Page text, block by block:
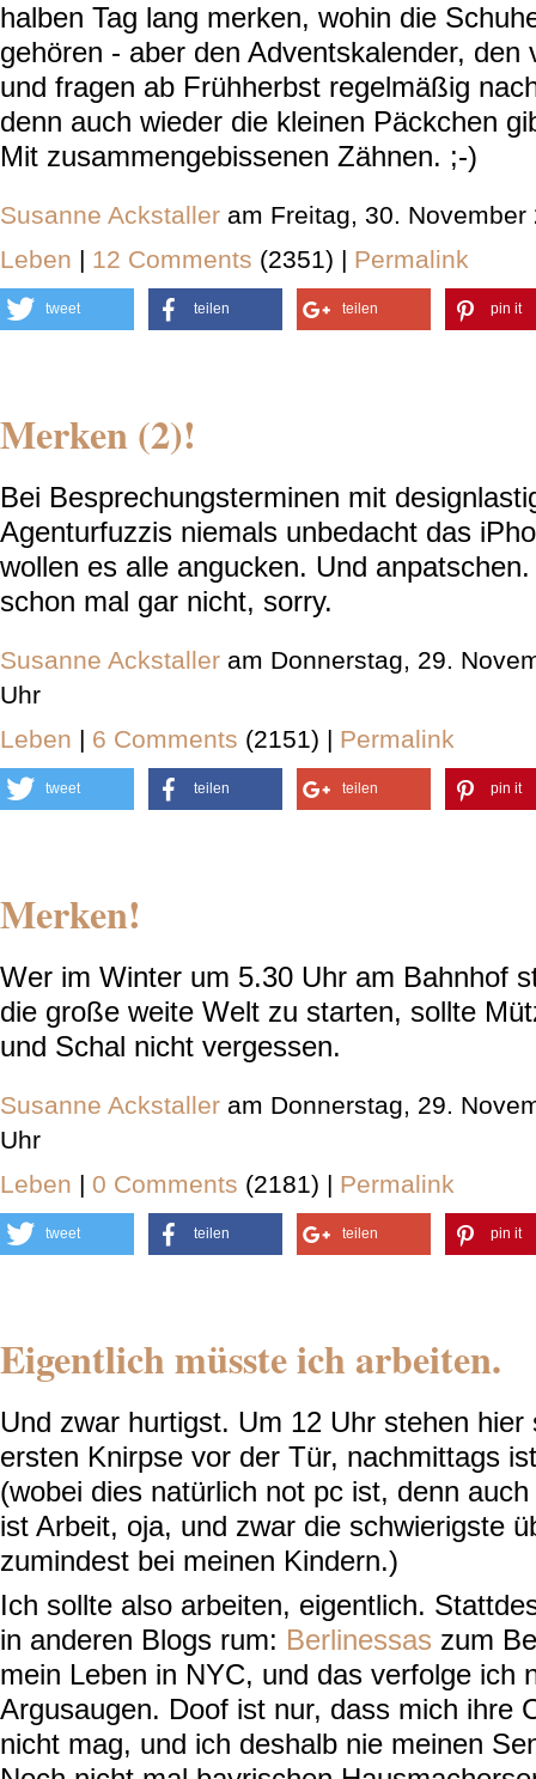
halben Tag lang merken, wohin die
gehören - aber den Adventskalender, den
und fragen ab Frühherbst regelmäßig
denn auch wieder die kleinen Päckchen
Mit zusammengebissenen Zähnen. ;-)
Susanne Ackstaller am Freitag, 30.
Leben | 12 Comments (2351) | Permalink
tweet teilen teilen pin it
Merken (2)!
Bei Besprechungsterminen mit
Agenturfuzzis niemals unbedacht das
wollen es alle angucken. Und
schon mal gar nicht, sorry.
Susanne Ackstaller am Donnerstag, 29.
Uhr
Leben | 6 Comments (2151) | Permalink
tweet teilen teilen pin it
Merken!
Wer im Winter um 5.30 Uhr am Bahnhof
die große weite Welt zu starten, sollte
und Schal nicht vergessen.
Susanne Ackstaller am Donnerstag, 29.
Uhr
Leben | 0 Comments (2181) | Permalink
tweet teilen teilen pin it
Eigentlich müsste ich arbeiten.
Und zwar hurtigst. Um 12 Uhr stehen hier
ersten Knirpse vor der Tür, nachmittags
(wobei dies natürlich not pc ist, denn
ist Arbeit, oja, und zwar die schwierigste
zumindest bei meinen Kindern.)
Ich sollte also arbeiten, eigentlich.
in anderen Blogs rum: Berlinessas zum
mein Leben in NYC, und das verfolge ich
Argusaugen. Doof ist nur, dass mich ihre
nicht mag, und ich deshalb nie meinen